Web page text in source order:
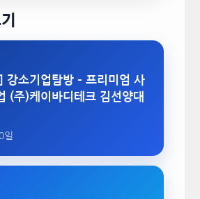
강소기업탐방 – 프리미엄 사
(주)케이바디테크 김선양대
일